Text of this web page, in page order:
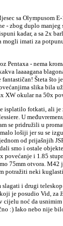
sa Olympusom
- zbog duplo manjeg
kadar, a sa 2x
mogli imati za
Pentaxa - nema
laaaagana
Šteta što
slika bila
XW okular na 50x
isplatilo fotkati, ali je
U
se pridružili u
lošiji jer su se
od prijašnjih
smo i ostale objekte.
povećanje i 1.85
75mm otvora. M42
potražiti neki kuglasti
slagati i drugi
je posudio Vid, za
noć da usnimim
:) Iako nebo nije